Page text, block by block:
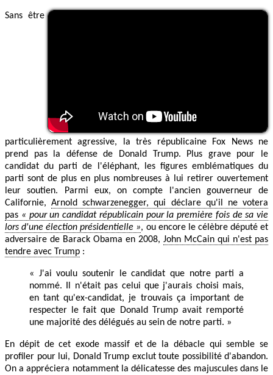
Sans être
particulièrement agressive, la très républicaine Fox News ne
prend pas la défense de Donald Trump. Plus grave pour le
candidat du parti de l'éléphant, les figures emblématiques du
parti sont de plus en plus nombreuses à lui retirer ouvertement
leur soutien. Parmi eux, on compte l'ancien gouverneur de
Californie,Arnold schwarzenegger, qui déclare qu'il ne votera
pas « pour un candidat républicain pour la première fois de sa vie
lors d'une élection présidentielle », ou encore le célèbre député et
adversaire de Barack Obama en 2008, John McCain qui n'est pas
tendre avec Trump :
« J'ai voulu soutenir le candidat que notre parti a
nommé. Il n'était pas celui que j'aurais choisi mais,
en tant qu'ex-candidat, je trouvais ça important de
respecter le fait que Donald Trump avait remporté
une majorité des délégués au sein de notre parti. »
En dépit de cet exode massif et de la débacle qui semble se
profiler pour lui, Donald Trump exclut toute possibilité d'abandon.
On a appréciera notamment la délicatesse des majuscules dans le